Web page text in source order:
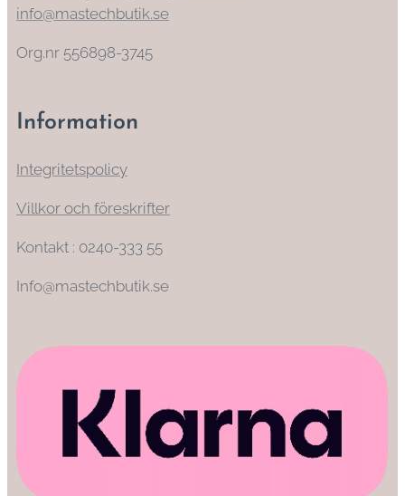
info@mastechbutik.se
Org.nr 556898-3745
Information
Integritetspolicy
Villkor och föreskrifter
Kontakt : 0240-333 55
Info@mastechbutik.se